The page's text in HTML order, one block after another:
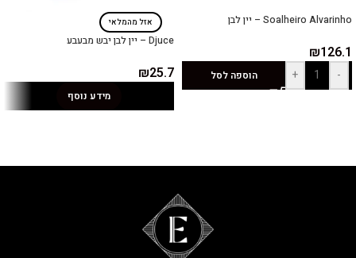
Soalheiro Alvarinho – יין לבן
₪126.1
-
+ הוספה לסל
אזל מהמלאי
Djuce – יין לבן יבש מבעבע
₪25.7
מידע נוסף